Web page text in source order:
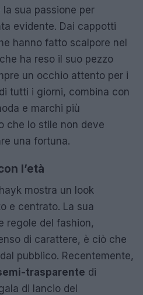
sua passione per
evidente. Dai cappotti
hanno fatto scalpore nel
ha reso il suo pezzo
un occhio attento per i
tutti i giorni, combina con
e marchi più
che lo stile non deve
una fortuna.
l’età
mostra un look
e centrato. La sua
regole del fashion,
di carattere, è ciò che
pubblico. Recentemente,
trasparente di
di lancio del